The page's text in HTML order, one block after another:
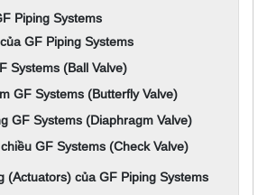
Piping Systems
GF Piping Systems
Systems (Ball Valve)
GF Systems (Butterfly Valve)
GF Systems (Diaphragm Valve)
GF Systems (Check Valve)
(Actuators) của GF Piping Systems